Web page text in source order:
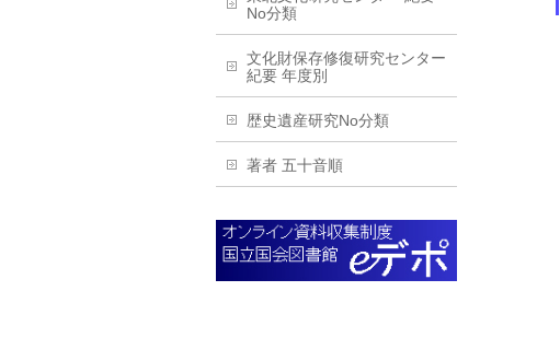
No分類
文化財保存修復研究センター
紀要 年度別
歴史遺産研究No分類
著者 五十音順